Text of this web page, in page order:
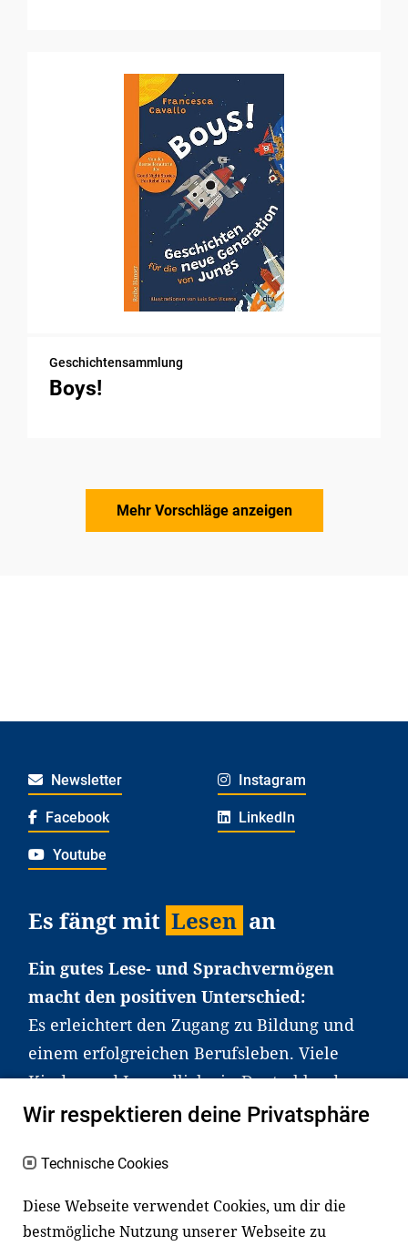
Geschichtensammlung
Boys!
Mehr Vorschläge anzeigen
Newsletter Instagram
Facebook LinkedIn
Youtube
Es fängt mit Lesen an
Ein gutes Lese- und Sprachvermögen
macht den positiven Unterschied:
Es erleichtert den Zugang zu Bildung und
einem erfolgreichen Berufsleben. Viele
Kinder und Jugendliche in Deutschland
haben aber große Schwierigkeiten dabei.
an Familien sowie an Erzieher*innen,
Lehrer*innen und andere
Fachexpert*innen. Dafür arbeiten wir eng
Wir respektieren deine Privatsphäre
Technische Cookies
Diese Webseite verwendet Cookies, um dir die
bestmögliche Nutzung unserer Webseite zu